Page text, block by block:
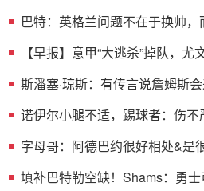
巴特：英格兰问题不在于换帅，
【早报】意甲“大逃杀”掉队，尤
斯潘塞·琼斯：有传言说詹姆斯
诺伊尔小腿不适，踢球者：伤
字母哥：阿德巴约很好相处&是
填补巴特勒空缺！Shams：勇